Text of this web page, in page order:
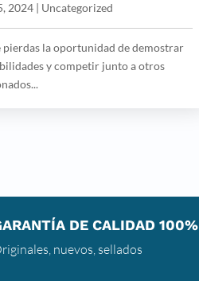
2024| Uncategorized
pierdas la oportunidad de demostrar
y competir junto a otros
DE CALIDAD 100%
nuevos, sellados